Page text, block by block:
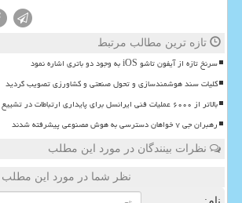
تازه ترین مطالب مرتبط
سرنخ تازه از آیفون تاشو iOS به وجود دو باتری اشاره نمود
کلیات سند هوشمندسازی و تحول صنعتی و کشاورزی تصویب گردید
بالاتر از ۶۰۰۰ عملیات فنی ایرانسل برای پایداری ارتباطات در تشییع رهبر شهید
رهبران جی ۷ خواهان دسترسی به هوش مصنوعی پیشرفته شدند
نظرات بینندگان در مورد این مطلب
نظر شما در مورد این مطلب